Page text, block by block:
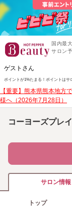
国内最
サロン
ゲストさん
ポイントが1%たまる！ ポイントはサ
【重要】熊本県熊本地方
様へ（2026年7月28日）
コーヨーズプレ
サロン情報
トップ